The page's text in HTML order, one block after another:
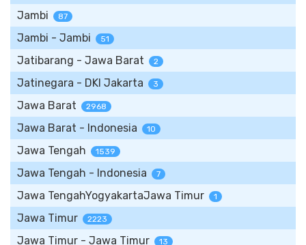
Jambi 87
Jambi - Jambi 51
Jatibarang - Jawa Barat 2
Jatinegara - DKI Jakarta 3
Jawa Barat 2968
Jawa Barat - Indonesia 10
Jawa Tengah 1539
Jawa Tengah - Indonesia 7
Jawa TengahYogyakartaJawa Timur 1
Jawa Timur 2223
Jawa Timur - Jawa Timur 13